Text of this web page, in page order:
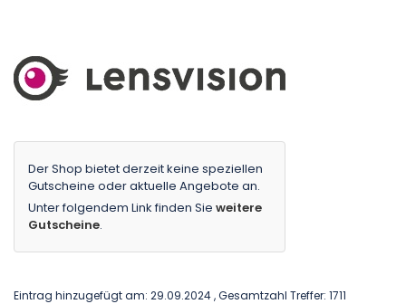
Der Shop bietet derzeit keine speziellen
Gutscheine oder aktuelle Angebote an.
Unter folgendem Link finden Sie weitere
Gutscheine.
Eintrag hinzugefügt am: 29.09.2024 , Gesamtzahl Treffer: 1711